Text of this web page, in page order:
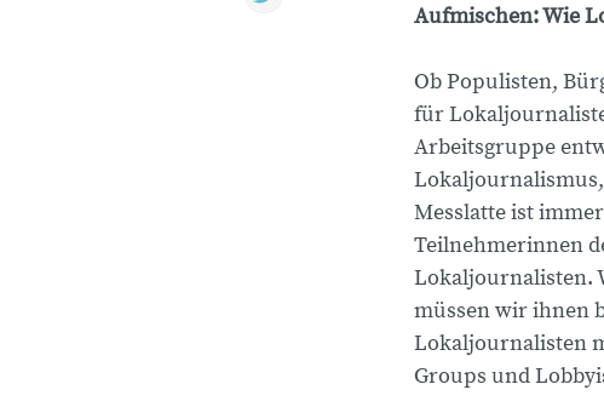
Aufmischen: Wie
Ob Populisten,
für
Arbeitsgruppe
Messlatte ist
Teilnehmerinnen
Lokaljournalisten.
müssen wir ihnen
Lokaljournalisten
Groups und